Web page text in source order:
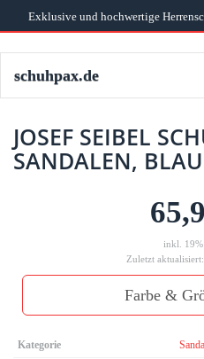
Exklusive und hochwertige
schuhpax.de
JOSEF SEIBEL
SANDALEN, BLAU
inkl. 19%
Zuletzt
Farbe &
Kategorie